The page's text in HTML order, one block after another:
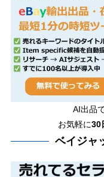
AI出品
お気軽に30
ベイジャ